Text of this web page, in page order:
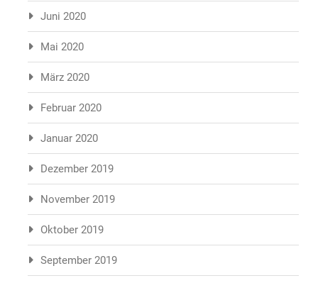
Juni 2020
Mai 2020
März 2020
Februar 2020
Januar 2020
Dezember 2019
November 2019
Oktober 2019
September 2019